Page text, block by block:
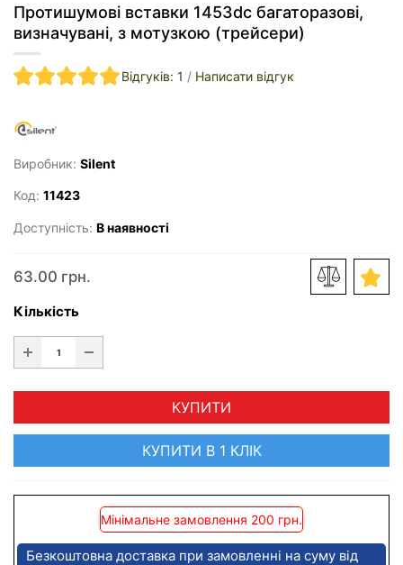
Протишумові вставки 1453dc багаторазові,
визначувані, з мотузкою (трейсери)
Відгуків: 1 / Написати відгук
Виробник: Silent
Код: 11423
Доступність: В наявності
63.00 грн.
Кількість
КУПИТИ
КУПИТИ В 1 КЛІК
Мінімальне замовлення 200 грн.
Безкоштовна доставка при замовленні на суму від